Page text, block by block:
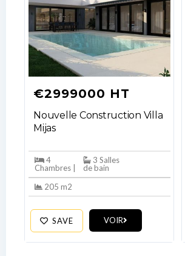
€2999000 HT
Nouvelle Construction Villa
Mijas
4
Chambres |
3 Salles
de bain
205 m2
SAVE VOIR